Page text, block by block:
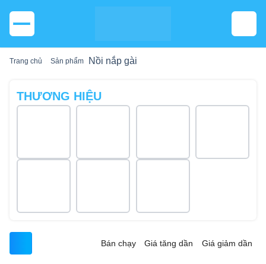
Trang chủ Sản phẩm Nồi nắp gài
THƯƠNG HIỆU
Bán chạy Giá tăng dần Giá giảm dần